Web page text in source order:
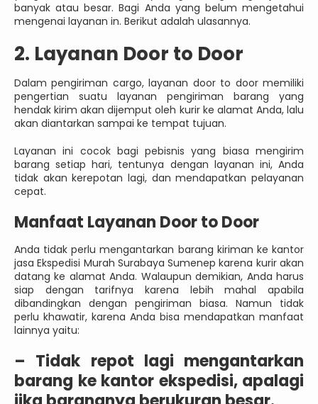
banyak atau besar. Bagi Anda yang belum mengetahui
mengenai layanan in. Berikut adalah ulasannya.
2. Layanan Door to Door
Dalam pengiriman cargo, layanan door to door memiliki
pengertian suatu layanan pengiriman barang yang
hendak kirim akan dijemput oleh kurir ke alamat Anda, lalu
akan diantarkan sampai ke tempat tujuan.
Layanan ini cocok bagi pebisnis yang biasa mengirim
barang setiap hari, tentunya dengan layanan ini, Anda
tidak akan kerepotan lagi, dan mendapatkan pelayanan
cepat.
Manfaat Layanan Door to Door
Anda tidak perlu mengantarkan barang kiriman ke kantor
jasa Ekspedisi Murah Surabaya Sumenep karena kurir akan
datang ke alamat Anda. Walaupun demikian, Anda harus
siap dengan tarifnya karena lebih mahal apabila
dibandingkan dengan pengiriman biasa. Namun tidak
perlu khawatir, karena Anda bisa mendapatkan manfaat
lainnya yaitu:
– Tidak repot lagi mengantarkan
barang ke kantor ekspedisi, apalagi